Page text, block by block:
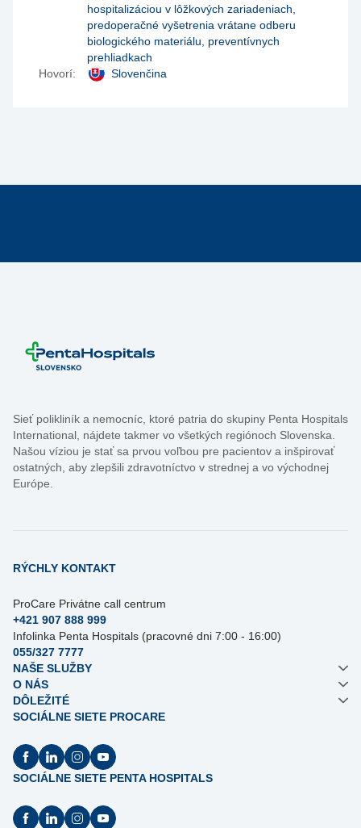
hospitalizáciou v lôžkových zariadeniach,
predoperačné vyšetrenia vrátane odberu
biologického materiálu, preventívnych
prehliadkach
Hovorí:
Slovenčina
Sieť polikliník a nemocníc, ktoré patria do skupiny Penta Hospitals
International, nájdete takmer vo všetkých regiónoch Slovenska.
Našou víziou je stať sa prvou voľbou pre pacientov a inšpirovať
ostatných, aby zlepšili zdravotníctvo v strednej a vo východnej
Európe.
RÝCHLY KONTAKT
ProCare Privátne call centrum
+421 907 888 999
Infolinka Penta Hospitals (pracovné dni 7:00 - 16:00)
055/327 7777
NAŠE SLUŽBY
O NÁS
DÔLEŽITÉ
SOCIÁLNE SIETE PROCARE
SOCIÁLNE SIETE PENTA HOSPITALS